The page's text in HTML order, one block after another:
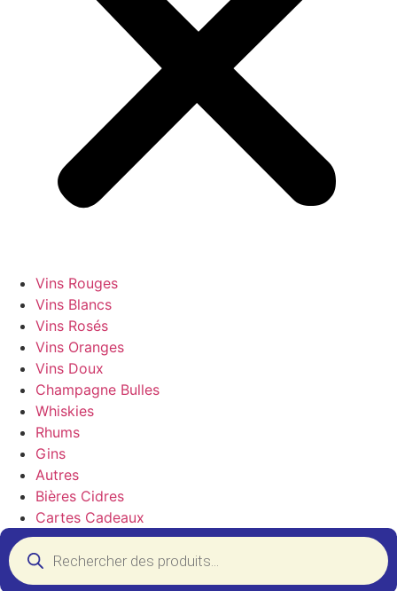
Vins Rouges
Vins Blancs
Vins Rosés
Vins Oranges
Vins Doux
Champagne Bulles
Whiskies
Rhums
Gins
Autres
Bières Cidres
Cartes Cadeaux
Recherche
de
produits